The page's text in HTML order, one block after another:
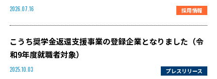
2026.07.16 採用情報
こうち奨学金返還支援事業の登録企業となりました（令
和9年度就職者対象）
2025.10.03 プレスリリース